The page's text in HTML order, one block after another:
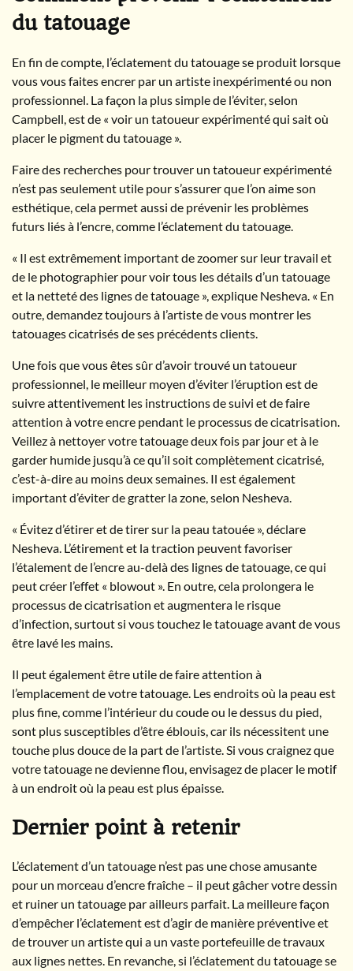
du tatouage
En fin de compte, l’éclatement du tatouage se produit lorsque
vous vous faites encrer par un artiste inexpérimenté ou non
professionnel. La façon la plus simple de l’éviter, selon
Campbell, est de « voir un tatoueur expérimenté qui sait où
placer le pigment du tatouage ».
Faire des recherches pour trouver un tatoueur expérimenté
n’est pas seulement utile pour s’assurer que l’on aime son
esthétique, cela permet aussi de prévenir les problèmes
futurs liés à l’encre, comme l’éclatement du tatouage.
« Il est extrêmement important de zoomer sur leur travail et
de le photographier pour voir tous les détails d’un tatouage
et la netteté des lignes de tatouage », explique Nesheva. « En
outre, demandez toujours à l’artiste de vous montrer les
tatouages cicatrisés de ses précédents clients.
Une fois que vous êtes sûr d’avoir trouvé un tatoueur
professionnel, le meilleur moyen d’éviter l’éruption est de
suivre attentivement les instructions de suivi et de faire
attention à votre encre pendant le processus de cicatrisation.
Veillez à nettoyer votre tatouage deux fois par jour et à le
garder humide jusqu’à ce qu’il soit complètement cicatrisé,
c’est-à-dire au moins deux semaines. Il est également
important d’éviter de gratter la zone, selon Nesheva.
« Évitez d’étirer et de tirer sur la peau tatouée », déclare
Nesheva. L’étirement et la traction peuvent favoriser
l’étalement de l’encre au-delà des lignes de tatouage, ce qui
peut créer l’effet « blowout ». En outre, cela prolongera le
processus de cicatrisation et augmentera le risque
d’infection, surtout si vous touchez le tatouage avant de vous
être lavé les mains.
Il peut également être utile de faire attention à
l’emplacement de votre tatouage. Les endroits où la peau est
plus fine, comme l’intérieur du coude ou le dessus du pied,
sont plus susceptibles d’être éblouis, car ils nécessitent une
touche plus douce de la part de l’artiste. Si vous craignez que
votre tatouage ne devienne flou, envisagez de placer le motif
à un endroit où la peau est plus épaisse.
Dernier point à retenir
L’éclatement d’un tatouage n’est pas une chose amusante
pour un morceau d’encre fraîche – il peut gâcher votre dessin
et ruiner un tatouage par ailleurs parfait. La meilleure façon
d’empêcher l’éclatement est d’agir de manière préventive et
de trouver un artiste qui a un vaste portefeuille de travaux
aux lignes nettes. En revanche, si l’éclatement du tatouage se